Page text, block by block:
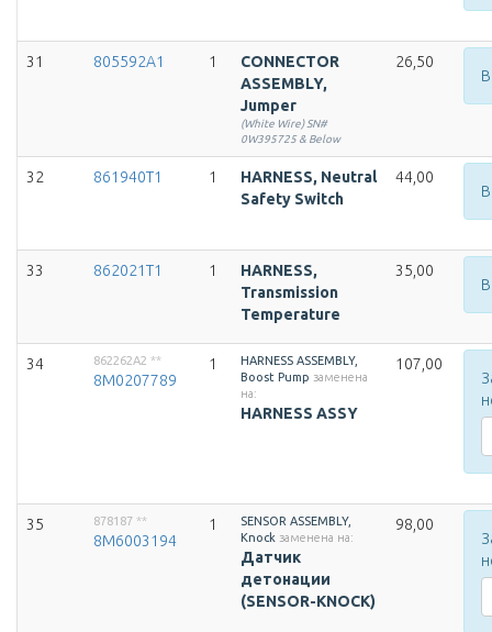
31 805592A1 1
CONNECTOR
ASSEMBLY,
Jumper
(White Wire) SN#
0W395725 & Below
26,50
32 861940T1 1
HARNESS, Neutral
Safety Switch
44,00
33 862021T1 1
HARNESS,
Transmission
Temperature
35,00
34 862262A2 **
8M0207789
1
HARNESS ASSEMBLY,
Boost Pump заменена
на:
HARNESS ASSY
107,00
35 878187 **
8M6003194
1
SENSOR ASSEMBLY,
Knock заменена на:
Датчик
детонации
(SENSOR-KNOCK)
98,00